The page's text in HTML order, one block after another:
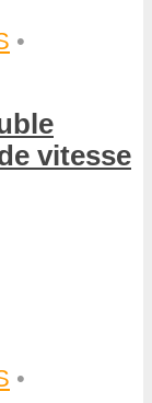
•
vitesse
•